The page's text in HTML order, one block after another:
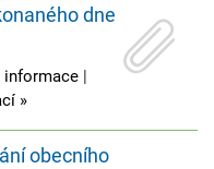
dne
informace |
»
obecního